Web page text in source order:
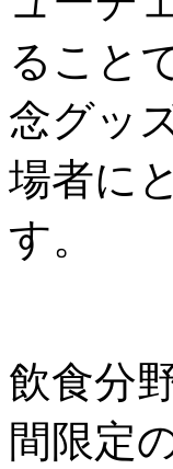
ること
念グッ
場者に
す。
飲食分
間限定